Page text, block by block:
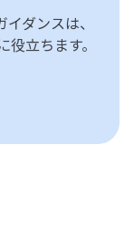
ダンスは、
立ちます。